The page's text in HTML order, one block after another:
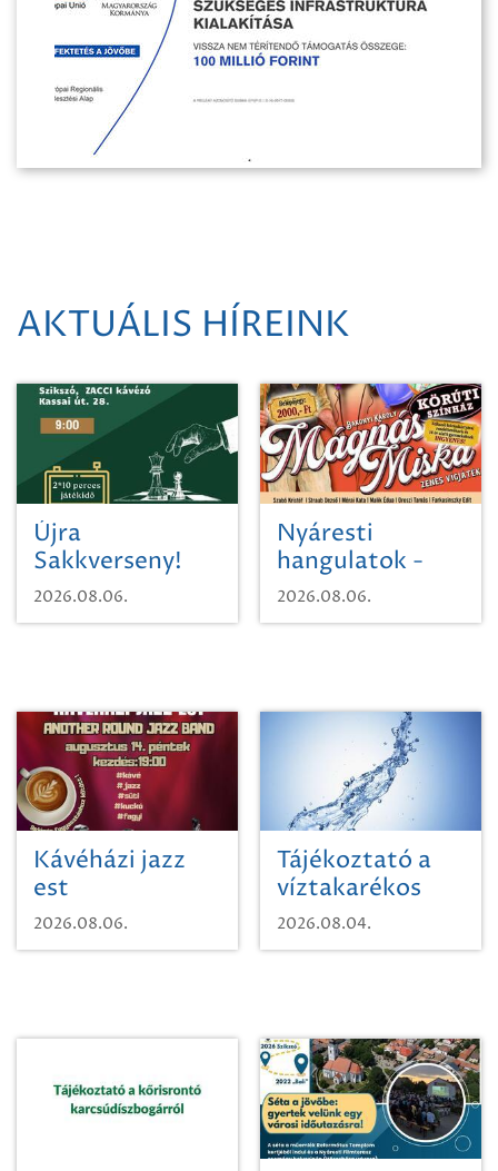
AKTUÁLIS HÍREINK
Újra
Sakkverseny!
2026.08.06.
Nyáresti
hangulatok -
Mágnás Miska
2026.08.06.
Kávéházi jazz
est
2026.08.06.
Tájékoztató a
víztakarékos
vízhasználatról
2026.08.04.